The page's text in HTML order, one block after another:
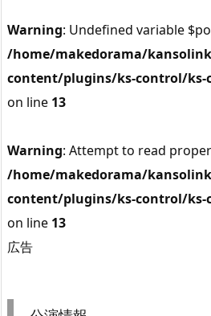
Warning: Undefined variable
/home/makedorama/
content/plugins/ks-control/ks-
on line 13
Warning: Attempt to read
/home/makedorama/
content/plugins/ks-control/ks-
on line 13
広告